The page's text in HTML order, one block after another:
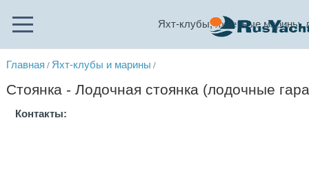
Яхт-клубы, яхтенные марины,
Главная / Яхт-клубы и марины /
Стоянка - Лодочная стоянка (лодочные
Контакты: